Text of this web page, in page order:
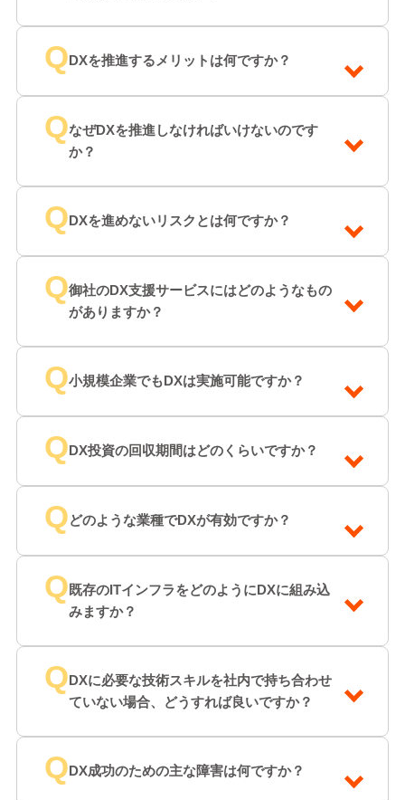
QDXを推進するメリットは何ですか？
QなぜDXを推進しなければいけないのです
か？
QDXを進めないリスクとは何ですか？
Q御社のDX支援サービスにはどのようなもの
がありますか？
Q小規模企業でもDXは実施可能ですか？
QDX投資の回収期間はどのくらいですか？
Qどのような業種でDXが有効ですか？
Q既存のITインフラをどのようにDXに組み込
みますか？
QDXに必要な技術スキルを社内で持ち合わせ
ていない場合、どうすれば良いですか？
QDX成功のための主な障害は何ですか？